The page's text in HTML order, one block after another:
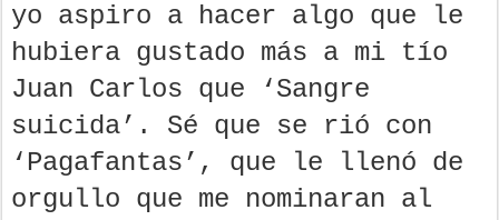
yo aspiro a hacer algo que le
hubiera gustado más a mi tío
Juan Carlos que ‘Sangre
suicida’. Sé que se rió con
‘Pagafantas’, que le llenó de
orgullo que me nominaran al